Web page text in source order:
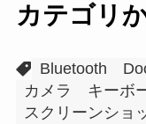
カテゴリ
Bluetooth
カメラ
キーボ
スクリーンショ